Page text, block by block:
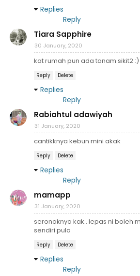
Replies
Reply
Tiara Sapphire
30 January, 2020
kat rumah pun ada tanam sikit2 :)
Reply Delete
Replies
Reply
Rabiahtul adawiyah
31 January, 2020
cantikknya kebun mini akak
Reply Delete
Replies
Reply
mamapp
31 January, 2020
seronoknya kak.. lepas ni boleh
sendiri pula
Reply Delete
Replies
Reply